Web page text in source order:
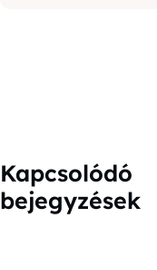
Kapcsolódó
bejegyzések